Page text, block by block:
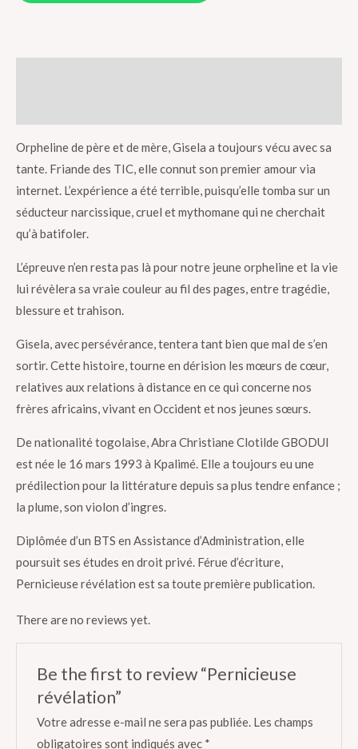
Orpheline de père et de mère, Gisela a toujours vécu avec sa
tante. Friande des TIC, elle connut son premier amour via
internet. L’expérience a été terrible, puisqu’elle tomba sur un
séducteur narcissique, cruel et mythomane qui ne cherchait
qu’à batifoler.
L’épreuve n’en resta pas là pour notre jeune orpheline et la vie
lui révèlera sa vraie couleur au fil des pages, entre tragédie,
blessure et trahison.
Gisela, avec persévérance, tentera tant bien que mal de s’en
sortir. Cette histoire, tourne en dérision les mœurs de cœur,
relatives aux relations à distance en ce qui concerne nos
frères africains, vivant en Occident et nos jeunes sœurs.
De nationalité togolaise, Abra Christiane Clotilde GBODUI
est née le 16 mars 1993 à Kpalimé. Elle a toujours eu une
prédilection pour la littérature depuis sa plus tendre enfance ;
la plume, son violon d’ingres.
Diplômée d’un BTS en Assistance d’Administration, elle
poursuit ses études en droit privé. Férue d’écriture,
Pernicieuse révélation est sa toute première publication.
There are no reviews yet.
Be the first to review “Pernicieuse
révélation”
Votre adresse e-mail ne sera pas publiée. Les champs
obligatoires sont indiqués avec *